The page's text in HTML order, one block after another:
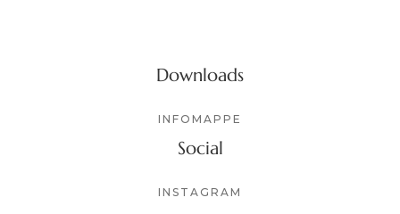
Downloads
INFOMAPPE
Social
INSTAGRAM